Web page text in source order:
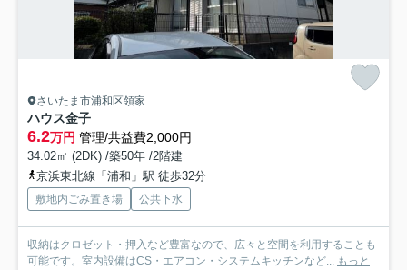
さいたま市浦和区領家
ハウス金子
6.2万円 管理/共益費2,000円
34.02㎡ (2DK) /築50年 /2階建
京浜東北線「浦和」駅 徒歩32分
敷地内ごみ置き場 公共下水
収納はクロゼット・押入など豊富なので、広々と空間を利用することも
可能です。室内設備はCS・エアコン・システムキッチンなど... もっと